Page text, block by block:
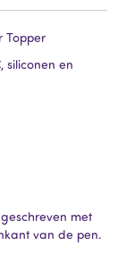
Topper
siliconen en
met
van de pen.